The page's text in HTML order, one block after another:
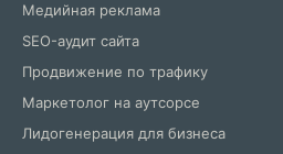
Медийная реклама
SEO-аудит сайта
Продвижение по трафику
Маркетолог на аутсорсе
Лидогенерация для бизнеса